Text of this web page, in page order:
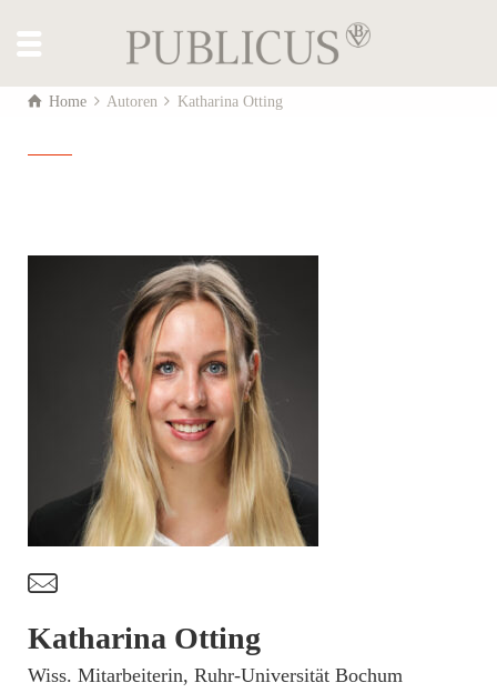
Home Autoren Katharina Otting
t
Katharina Otting
­Wiss. Mitarbeiterin, Ruhr-Universität Bochum